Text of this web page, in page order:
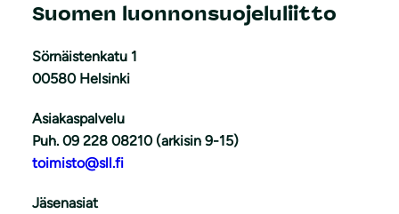
Suomen luonnonsuojeluliitto
Sörnäistenkatu 1
00580 Helsinki
Asiakaspalvelu
Puh. 09 228 08210 (arkisin 9-15)
toimisto@sll.fi
Jäsenasiat